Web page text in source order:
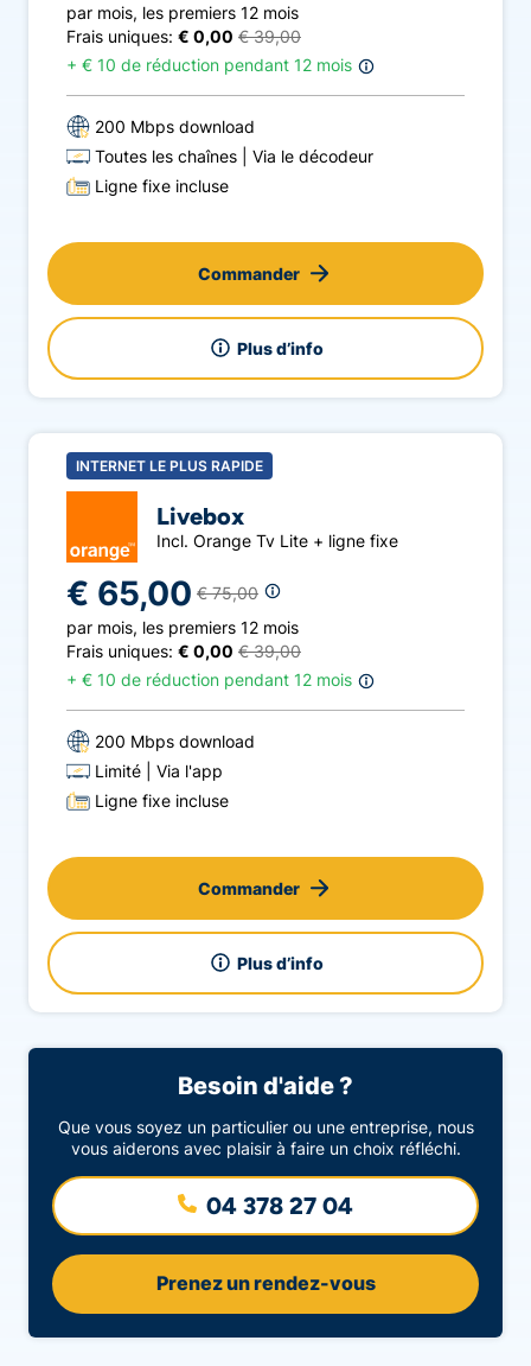
par mois, les premiers 12 mois
Frais uniques: € 0,00 € 39,00
+ € 10 de réduction pendant 12 mois
200 Mbps download
Toutes les chaînes
Via le décodeur
Ligne fixe incluse
Plus d’info
Commander
INTERNET LE PLUS RAPIDE
Livebox
Incl. Orange Tv Lite + ligne fixe
€ 65,00 € 75,00
par mois, les premiers 12 mois
Frais uniques: € 0,00 € 39,00
+ € 10 de réduction pendant 12 mois
200 Mbps download
Limité
Via l'app
Ligne fixe incluse
Plus d’info
Commander
Besoin d'aide ?
Que vous soyez un particulier ou une entreprise, nous
vous aiderons avec plaisir à faire un choix réfléchi.
04 378 27 04
Prenez un rendez-vous